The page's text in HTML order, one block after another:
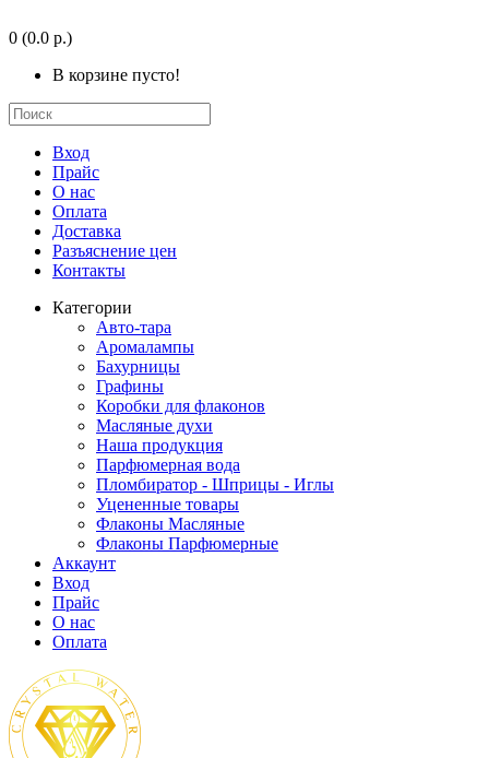
0 (0.0 р.)
В корзине пусто!
Вход
Прайс
О нас
Оплата
Доставка
Разъяснение цен
Контакты
Категории
Авто-тара
Аромалампы
Бахурницы
Графины
Коробки для флаконов
Масляные духи
Наша продукция
Парфюмерная вода
Пломбиратор - Шприцы - Иглы
Уцененные товары
Флаконы Масляные
Флаконы Парфюмерные
Аккаунт
Вход
Прайс
О нас
Оплата